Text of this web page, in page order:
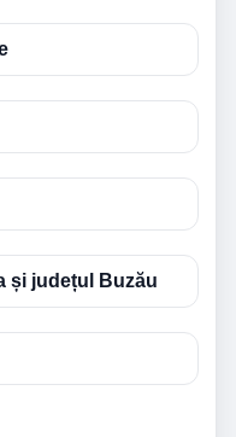
și județul Buzău